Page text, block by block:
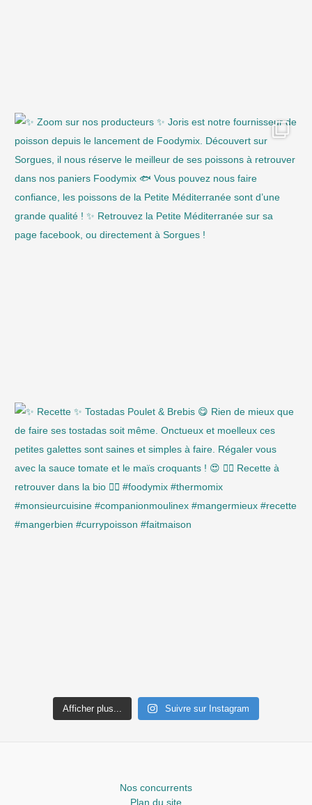
Afficher plus... Suivre sur Instagram
Nos concurrents
Plan du site